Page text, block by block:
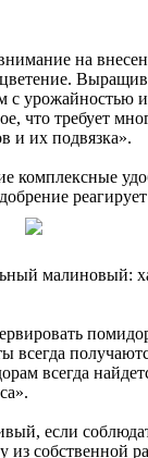
на
цветение.
с урожайностью
что требует
и их подвязка».
комплексные
малиновый:
всегда
всегда
если
из собственной